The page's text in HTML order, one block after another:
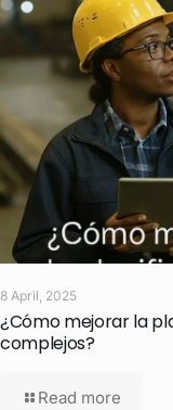
8 April, 2025
¿Cómo mejorar la
complejos?
Read more